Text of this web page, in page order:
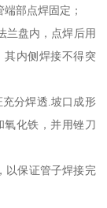
部点焊固定；
兰盘内，点焊后用
其内侧焊接不得突
分焊透.坡口成形
氧化铁，并用锉刀
以保证管子焊接完